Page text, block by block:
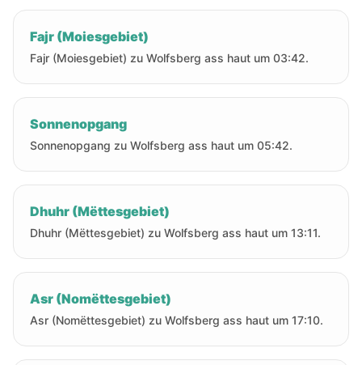
Fajr (Moiesgebiet)
Fajr (Moiesgebiet) zu Wolfsberg ass haut um 03:42.
Sonnenopgang
Sonnenopgang zu Wolfsberg ass haut um 05:42.
Dhuhr (Mëttesgebiet)
Dhuhr (Mëttesgebiet) zu Wolfsberg ass haut um 13:11.
Asr (Nomëttesgebiet)
Asr (Nomëttesgebiet) zu Wolfsberg ass haut um 17:10.